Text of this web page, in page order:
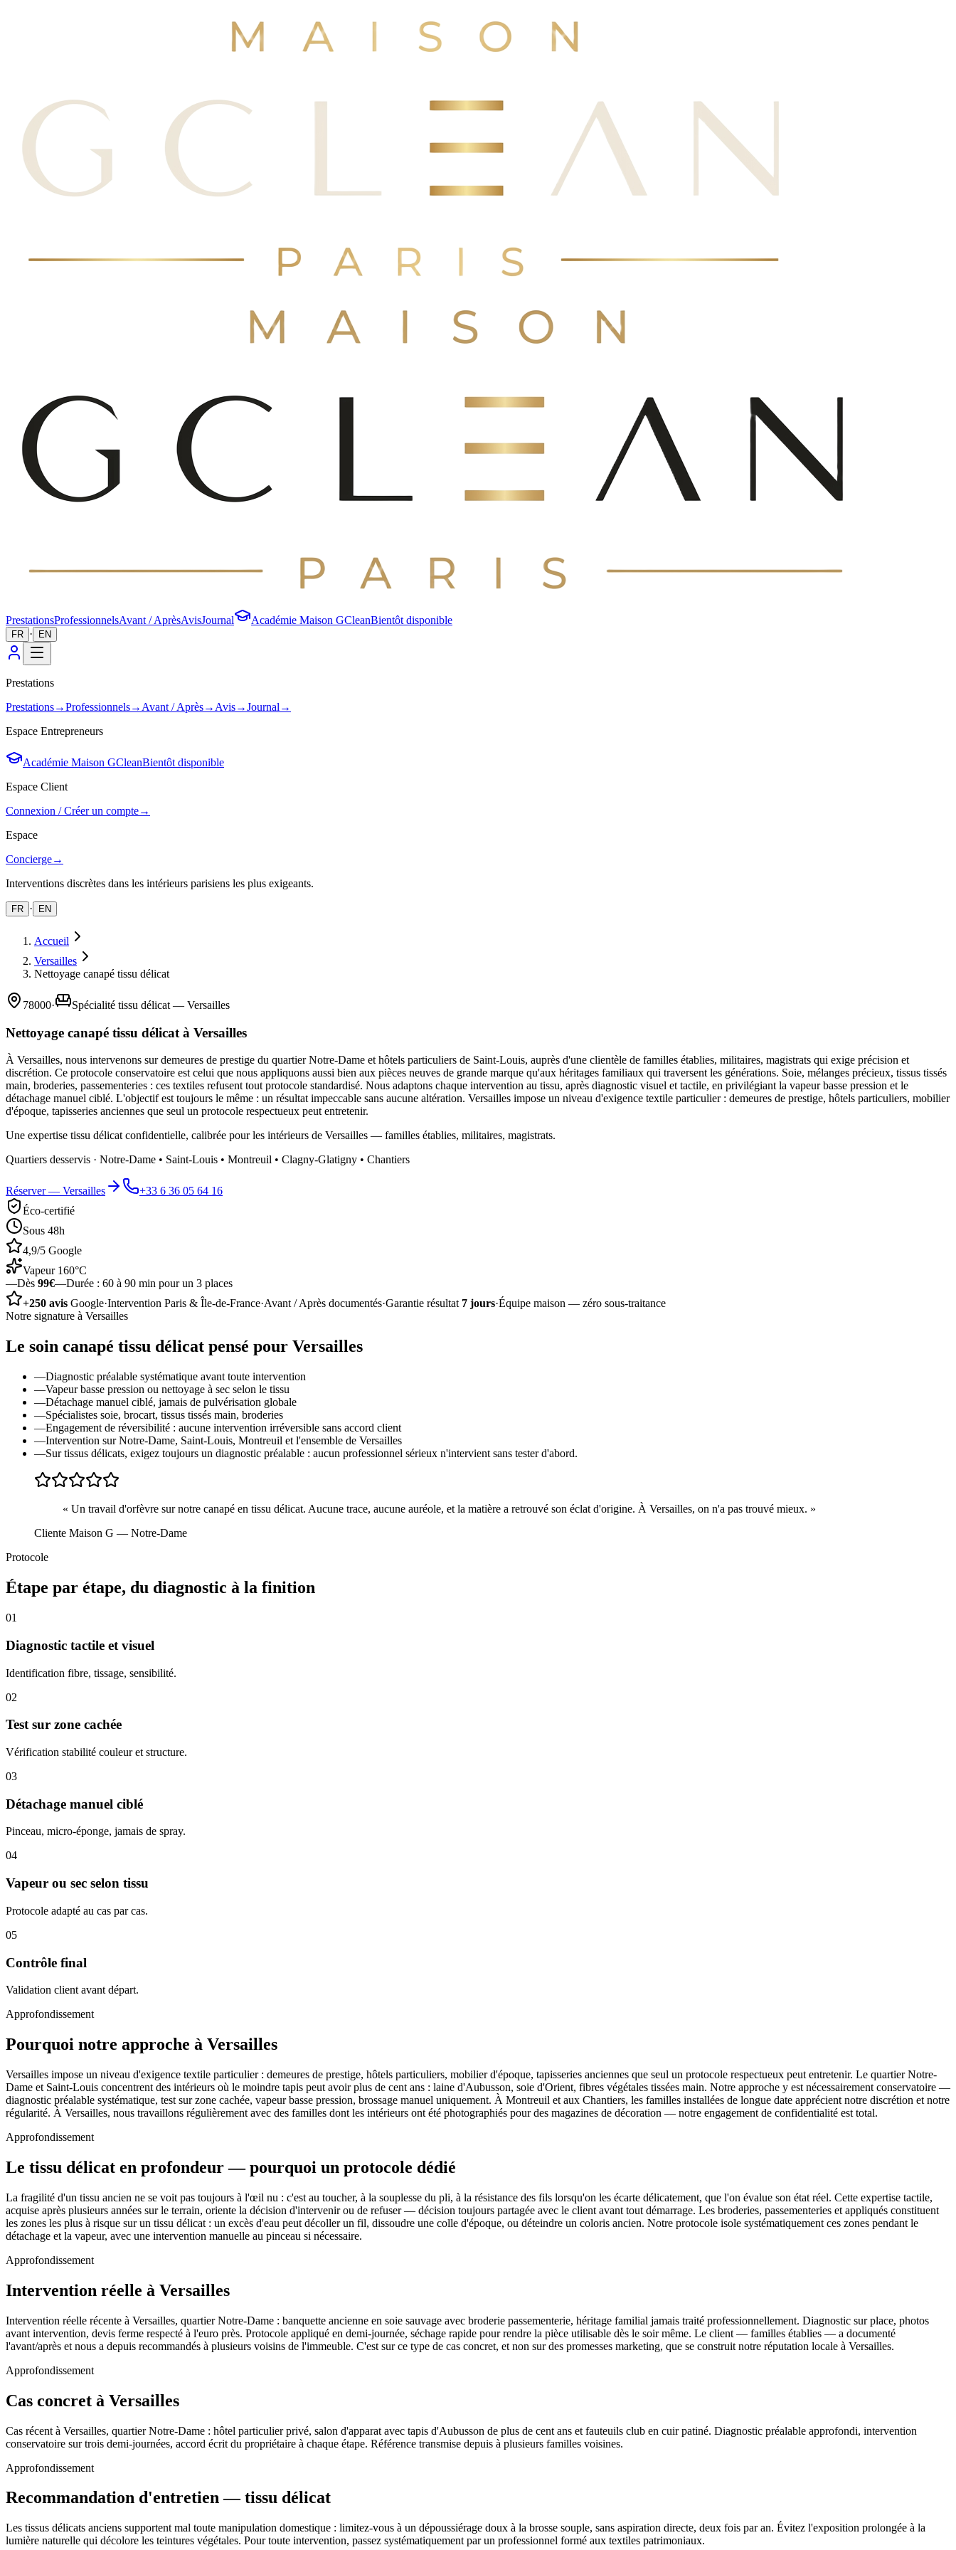
PrestationsProfessionnelsAvant / AprèsAvisJournal Académie Maison GCleanBientôt disponible
FR · EN
Prestations
Prestations→Professionnels→ Avant / Après→ Avis→Journal →
Espace Entrepreneurs
Académie Maison GCleanBientôt disponible
Espace Client
Connexion / Créer un compte→
Espace
Concierge→
Interventions discrètes dans les intérieurs parisiens les plus exigeants.
FR · EN
Accueil
Versailles
Nettoyage canapé tissu délicat
78000· Spécialité tissu délicat — Versailles
Nettoyage canapé tissu délicat à Versailles
À Versailles, nous intervenons sur demeures de prestige du quartier Notre-Dame et hôtels particuliers de Saint-Louis, auprès d'une clientèle de familles établies, militaires, magistrats qui exige précision et
discrétion. Ce protocole conservatoire est celui que nous appliquons aussi bien aux pièces neuves de grande marque qu'aux héritages familiaux qui traversent les générations. Soie, mélanges précieux, tissus tissés
main, broderies, passementeries : ces textiles refusent tout protocole standardisé. Nous adaptons chaque intervention au tissu, après diagnostic visuel et tactile, en privilégiant la vapeur basse pression et le
détachage manuel ciblé. L'objectif est toujours le même : un résultat impeccable sans aucune altération. Versailles impose un niveau d'exigence textile particulier : demeures de prestige, hôtels particuliers, mobilier
d'époque, tapisseries anciennes que seul un protocole respectueux peut entretenir.
Une expertise tissu délicat confidentielle, calibrée pour les intérieurs de Versailles — familles établies, militaires, magistrats.
Quartiers desservis · Notre-Dame • Saint-Louis • Montreuil • Clagny-Glatigny • Chantiers
Réserver — Versailles
+33 6 36 05 64 16
Éco-certifié
Sous 48h
4,9/5 Google
Vapeur 160°C
—Dès 99€—Durée : 60 à 90 min pour un 3 places
+250 avis Google·Intervention Paris & Île-de-France·Avant / Après documentés·Garantie résultat 7 jours·Équipe maison — zéro sous-traitance
Notre signature à Versailles
Le soin canapé tissu délicat pensé pour Versailles
—Diagnostic préalable systématique avant toute intervention
—Vapeur basse pression ou nettoyage à sec selon le tissu
—Détachage manuel ciblé, jamais de pulvérisation globale
—Spécialistes soie, brocart, tissus tissés main, broderies
—Engagement de réversibilité : aucune intervention irréversible sans accord client
—Intervention sur Notre-Dame, Saint-Louis, Montreuil et l'ensemble de Versailles
—Sur tissus délicats, exigez toujours un diagnostic préalable : aucun professionnel sérieux n'intervient sans tester d'abord.
« Un travail d'orfèvre sur notre canapé en tissu délicat. Aucune trace, aucune auréole, et la matière a retrouvé son éclat d'origine. À Versailles, on n'a pas trouvé mieux. »
Cliente Maison G — Notre-Dame
Protocole
Étape par étape, du diagnostic à la finition
01
Diagnostic tactile et visuel
Identification fibre, tissage, sensibilité.
02
Test sur zone cachée
Vérification stabilité couleur et structure.
03
Détachage manuel ciblé
Pinceau, micro-éponge, jamais de spray.
04
Vapeur ou sec selon tissu
Protocole adapté au cas par cas.
05
Contrôle final
Validation client avant départ.
Approfondissement
Pourquoi notre approche à Versailles
Versailles impose un niveau d'exigence textile particulier : demeures de prestige, hôtels particuliers, mobilier d'époque, tapisseries anciennes que seul un protocole respectueux peut entretenir. Le quartier Notre-
Dame et Saint-Louis concentrent des intérieurs où le moindre tapis peut avoir plus de cent ans : laine d'Aubusson, soie d'Orient, fibres végétales tissées main. Notre approche y est nécessairement conservatoire —
diagnostic préalable systématique, test sur zone cachée, vapeur basse pression, brossage manuel uniquement. À Montreuil et aux Chantiers, les familles installées de longue date apprécient notre discrétion et notre
régularité. À Versailles, nous travaillons régulièrement avec des familles dont les intérieurs ont été photographiés pour des magazines de décoration — notre engagement de confidentialité est total.
Approfondissement
Le tissu délicat en profondeur — pourquoi un protocole dédié
La fragilité d'un tissu ancien ne se voit pas toujours à l'œil nu : c'est au toucher, à la souplesse du pli, à la résistance des fils lorsqu'on les écarte délicatement, que l'on évalue son état réel. Cette expertise tactile,
acquise après plusieurs années sur le terrain, oriente la décision d'intervenir ou de refuser — décision toujours partagée avec le client avant tout démarrage. Les broderies, passementeries et appliqués constituent
les zones les plus à risque sur un tissu délicat : un excès d'eau peut décoller un fil, dissoudre une colle d'époque, ou déteindre un coloris ancien. Notre protocole isole systématiquement ces zones pendant le
détachage et la vapeur, avec une intervention manuelle au pinceau si nécessaire.
Approfondissement
Intervention réelle à Versailles
Intervention réelle récente à Versailles, quartier Notre-Dame : banquette ancienne en soie sauvage avec broderie passementerie, héritage familial jamais traité professionnellement. Diagnostic sur place, photos
avant intervention, devis ferme respecté à l'euro près. Protocole appliqué en demi-journée, séchage rapide pour rendre la pièce utilisable dès le soir même. Le client — familles établies — a documenté
l'avant/après et nous a depuis recommandés à plusieurs voisins de l'immeuble. C'est sur ce type de cas concret, et non sur des promesses marketing, que se construit notre réputation locale à Versailles.
Approfondissement
Cas concret à Versailles
Cas récent à Versailles, quartier Notre-Dame : hôtel particulier privé, salon d'apparat avec tapis d'Aubusson de plus de cent ans et fauteuils club en cuir patiné. Diagnostic préalable approfondi, intervention
conservatoire sur trois demi-journées, accord écrit du propriétaire à chaque étape. Référence transmise depuis à plusieurs familles voisines.
Approfondissement
Recommandation d'entretien — tissu délicat
Les tissus délicats anciens supportent mal toute manipulation domestique : limitez-vous à un dépoussiérage doux à la brosse souple, sans aspiration directe, deux fois par an. Évitez l'exposition prolongée à la
lumière naturelle qui décolore les teintures végétales. Pour toute intervention, passez systématiquement par un professionnel formé aux textiles patrimoniaux.